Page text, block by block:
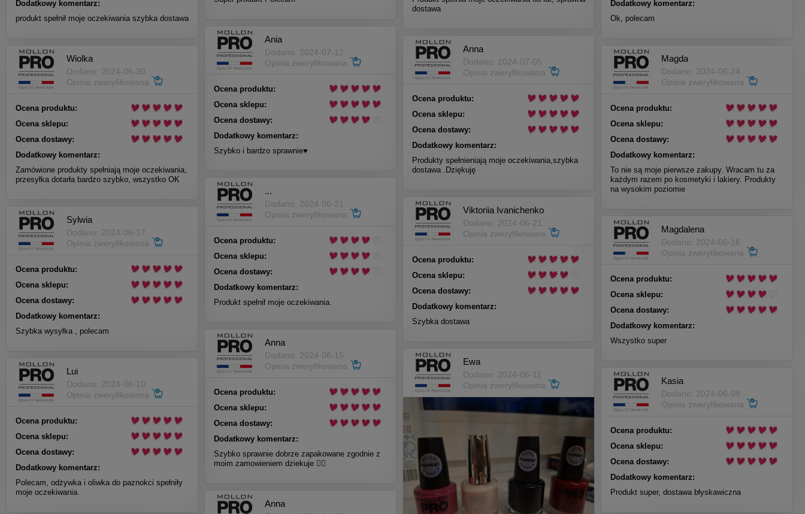
dostawa
Dodatkowy komentarz:
produkt spełnił moje oczekiwania szybka dostawa
Dodatkowy komentarz:
Ok, polecam
Ania
Dodano: 2024-07-12
Opinia zweryfikowana
Ocena produktu:
Ocena sklepu:
Ocena dostawy:
Dodatkowy komentarz:
Szybko i bardzo sprawnie♥️
Anna
Dodano: 2024-07-05
Opinia zweryfikowana
Ocena produktu:
Ocena sklepu:
Ocena dostawy:
Dodatkowy komentarz:
Produkty spełnieniają moje oczekiwania,szybka
dostawa .Dziękuję
Wiolka
Dodano: 2024-06-30
Opinia zweryfikowana
Ocena produktu:
Ocena sklepu:
Ocena dostawy:
Dodatkowy komentarz:
Zamówione produkty spełniają moje oczekiwania,
przesyłka dotarła bardzo szybko, wszystko OK
Magda
Dodano: 2024-06-24
Opinia zweryfikowana
Ocena produktu:
Ocena sklepu:
Ocena dostawy:
Dodatkowy komentarz:
To nie są moje pierwsze zakupy. Wracam tu za
każdym razem po kosmetyki i lakiery. Produkty
na wysokim poziomie
...
Dodano: 2024-06-21
Opinia zweryfikowana
Ocena produktu:
Ocena sklepu:
Ocena dostawy:
Dodatkowy komentarz:
Produkt spełnił moje oczekiwania.
Viktoriia Ivanichenko
Dodano: 2024-06-21
Opinia zweryfikowana
Ocena produktu:
Ocena sklepu:
Ocena dostawy:
Dodatkowy komentarz:
Szybka dostawa
Sylwia
Dodano: 2024-06-17
Opinia zweryfikowana
Ocena produktu:
Ocena sklepu:
Ocena dostawy:
Dodatkowy komentarz:
Szybka wysyłka , polecam
Magdalena
Dodano: 2024-06-16
Opinia zweryfikowana
Ocena produktu:
Ocena sklepu:
Ocena dostawy:
Dodatkowy komentarz:
Wszystko super
Anna
Dodano: 2024-06-15
Opinia zweryfikowana
Ocena produktu:
Ocena sklepu:
Ocena dostawy:
Dodatkowy komentarz:
Szybko sprawnie dobrze zapakowane zgodnie z
moim zamowieniem dziekuje 👍🏼
Ewa
Dodano: 2024-06-11
Opinia zweryfikowana
Lui
Dodano: 2024-06-10
Opinia zweryfikowana
Ocena produktu:
Ocena sklepu:
Ocena dostawy:
Dodatkowy komentarz:
Polecam, odżywka i oliwka do paznokci spełniły
moje oczekiwania.
Kasia
Dodano: 2024-06-09
Opinia zweryfikowana
Ocena produktu:
Ocena sklepu:
Ocena dostawy:
Dodatkowy komentarz:
Produkt super, dostawa błyskawiczna
Anna